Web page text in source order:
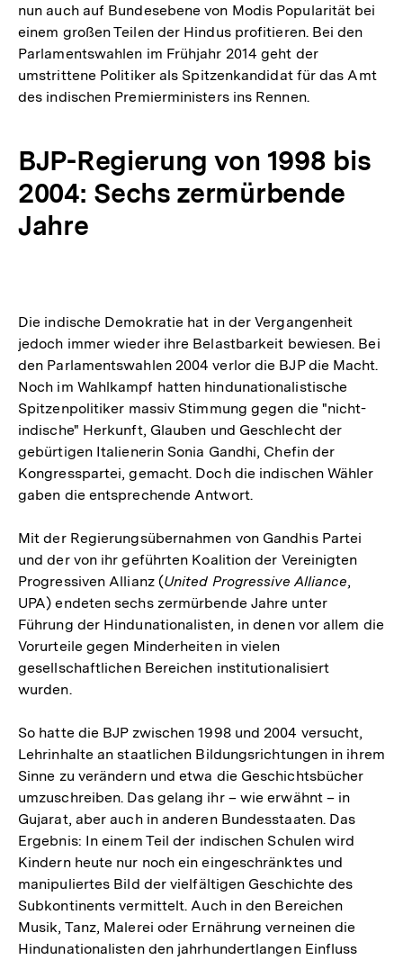
nun auch auf Bundesebene von Modis Popularität bei
einem großen Teilen der Hindus profitieren. Bei den
Parlamentswahlen im Frühjahr 2014 geht der
umstrittene Politiker als Spitzenkandidat für das Amt
des indischen Premierministers ins Rennen.
BJP-Regierung von 1998 bis
2004: Sechs zermürbende
Jahre
Die indische Demokratie hat in der Vergangenheit
jedoch immer wieder ihre Belastbarkeit bewiesen. Bei
den Parlamentswahlen 2004 verlor die BJP die Macht.
Noch im Wahlkampf hatten hindunationalistische
Spitzenpolitiker massiv Stimmung gegen die "nicht-
indische" Herkunft, Glauben und Geschlecht der
gebürtigen Italienerin Sonia Gandhi, Chefin der
Kongresspartei, gemacht. Doch die indischen Wähler
gaben die entsprechende Antwort.
Mit der Regierungsübernahmen von Gandhis Partei
und der von ihr geführten Koalition der Vereinigten
Progressiven Allianz (United Progressive Alliance,
UPA) endeten sechs zermürbende Jahre unter
Führung der Hindunationalisten, in denen vor allem die
Vorurteile gegen Minderheiten in vielen
gesellschaftlichen Bereichen institutionalisiert
wurden.
So hatte die BJP zwischen 1998 und 2004 versucht,
Lehrinhalte an staatlichen Bildungsrichtungen in ihrem
Sinne zu verändern und etwa die Geschichtsbücher
umzuschreiben. Das gelang ihr – wie erwähnt – in
Gujarat, aber auch in anderen Bundesstaaten. Das
Ergebnis: In einem Teil der indischen Schulen wird
Kindern heute nur noch ein eingeschränktes und
manipuliertes Bild der vielfältigen Geschichte des
Subkontinents vermittelt. Auch in den Bereichen
Musik, Tanz, Malerei oder Ernährung verneinen die
Hindunationalisten den jahrhundertlangen Einfluss